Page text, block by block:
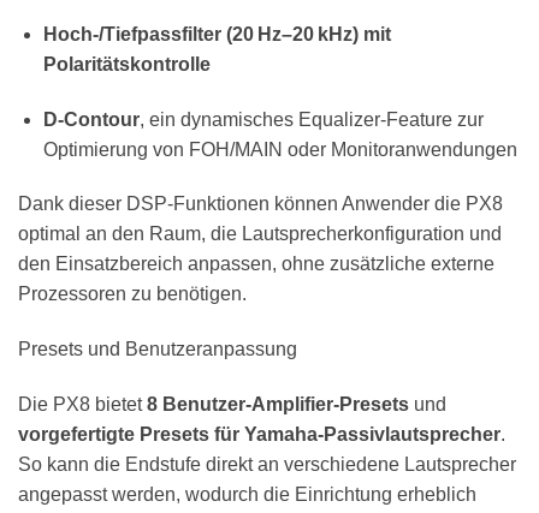
Hoch-/Tiefpassfilter (20 Hz–20 kHz) mit
Polaritätskontrolle
D-Contour, ein dynamisches Equalizer-Feature zur
Optimierung von FOH/MAIN oder Monitoranwendungen
Dank dieser DSP-Funktionen können Anwender die PX8
optimal an den Raum, die Lautsprecherkonfiguration und
den Einsatzbereich anpassen, ohne zusätzliche externe
Prozessoren zu benötigen.
Presets und Benutzeranpassung
Die PX8 bietet8 Benutzer-Amplifier-Presets und
vorgefertigte Presets für Yamaha-Passivlautsprecher.
So kann die Endstufe direkt an verschiedene Lautsprecher
angepasst werden, wodurch die Einrichtung erheblich